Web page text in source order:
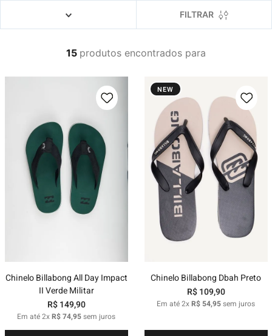
FILTRAR
15 produtos
Chinelo Billabong All Day Impact
II Verde Militar
R$ 149,90
Em até2xR$74,95sem juros
NEW
Chinelo Billabong Dbah Preto
R$ 109,90
Em até2xR$ 54,95sem juros
4º
boardshort
bermuda
º chinelo